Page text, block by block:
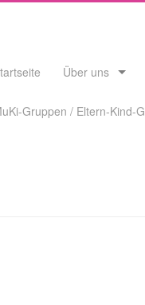
Über uns
Gruppen / Eltern-Kind-